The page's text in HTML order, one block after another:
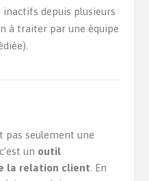
depuis plusieurs
à traiter par une équipe
pas seulement une
un outil
la relation client . En